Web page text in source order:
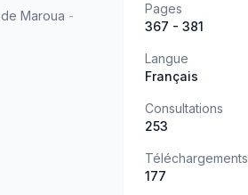
Maroua -
Pages
367 - 381
Langue
Français
Consultations
253
Téléchargements
177